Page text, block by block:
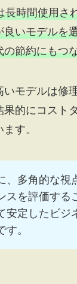
長時間使用さ
いモデルを
節約にもつ
いモデルは修
的にコスト
す。
、多角的な視
スを評価する
安定したビジ
す。